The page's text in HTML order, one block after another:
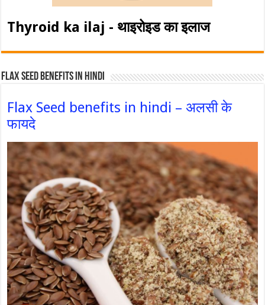
Thyroid ka ilaj - थाइरोइड का इलाज
Flax Seed Benefits in hindi
Flax Seed benefits in hindi – अलसी के
फायदे